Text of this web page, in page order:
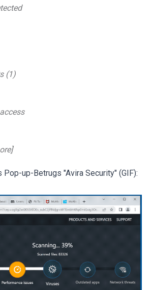
(1)
Pop-up-Betrugs "Avira Security" (GIF):